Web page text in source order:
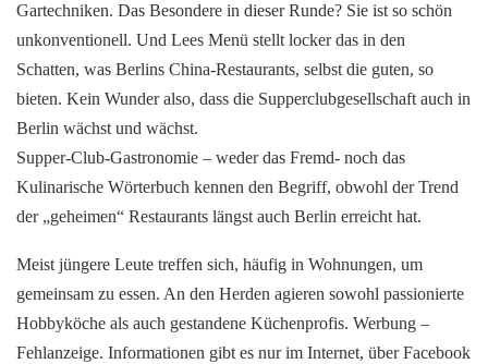
Gartechniken. Das Besondere in dieser Runde? Sie ist so schön
unkonventionell. Und Lees Menü stellt locker das in den
Schatten, was Berlins China-Restaurants, selbst die guten, so
bieten. Kein Wunder also, dass die Supperclubgesellschaft auch in
Berlin wächst und wächst.
Supper-Club-Gastronomie – weder das Fremd- noch das
Kulinarische Wörterbuch kennen den Begriff, obwohl der Trend
der „geheimen“ Restaurants längst auch Berlin erreicht hat.
Meist jüngere Leute treffen sich, häufig in Wohnungen, um
gemeinsam zu essen. An den Herden agieren sowohl passionierte
Hobbyköche als auch gestandene Küchenprofis. Werbung –
Fehlanzeige. Informationen gibt es nur im Internet, über Facebook